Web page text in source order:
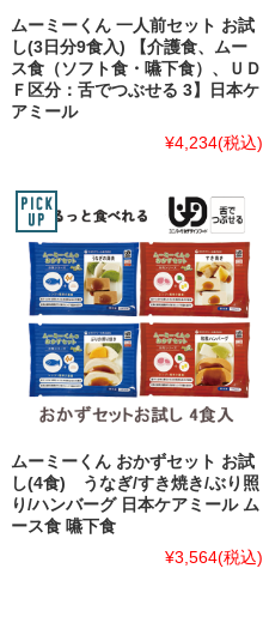
ムーミーくん 一人前セット お試
し(3日分9食入) 【介護食、ムー
ス食（ソフト食・嚥下食）、ＵＤ
Ｆ区分：舌でつぶせる 3】日本ケ
アミール
¥4,234(税込)
ムーミーくん おかずセット お試
し(4食) うなぎ/すき焼き/ぶり照
り/ハンバーグ 日本ケアミール ム
ース食 嚥下食
¥3,564(税込)